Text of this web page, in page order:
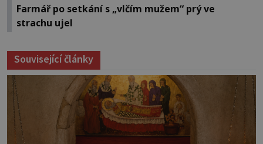
Farmář po setkání s „vlčím mužem“ prý ve
strachu ujel
Související články